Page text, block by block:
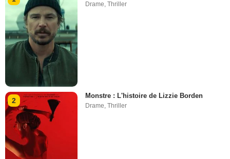
Drame ,Thriller
2
Monstre : L'histoire de Lizzie Borden
Drame,Thriller